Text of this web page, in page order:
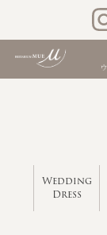
Wedding
Dress